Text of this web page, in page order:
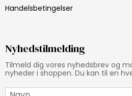
Handelsbetingelser
Nyhedstilmelding
Tilmeld dig vores nyhedsbrev og
nyheder i shoppen. Du kan til en